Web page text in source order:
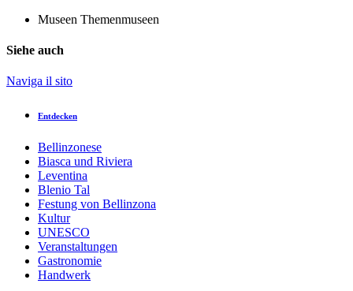
Museen Themenmuseen
Siehe auch
Naviga il sito
Entdecken
Bellinzonese
Biasca und Riviera
Leventina
Blenio Tal
Festung von Bellinzona
Kultur
UNESCO
Veranstaltungen
Gastronomie
Handwerk